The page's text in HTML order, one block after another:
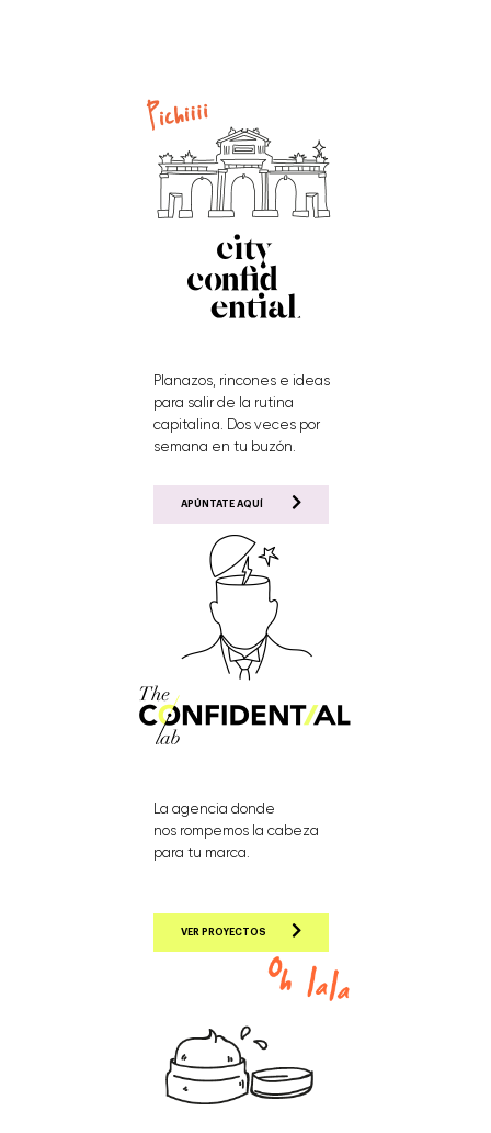
Planazos, rincones e ideas
para salir de la rutina
capitalina. Dos veces por
semana en tu buzón.
APÚNTATE AQUÍ
La agencia donde
nos rompemos la cabeza
para tu marca.
VER PROYECTOS